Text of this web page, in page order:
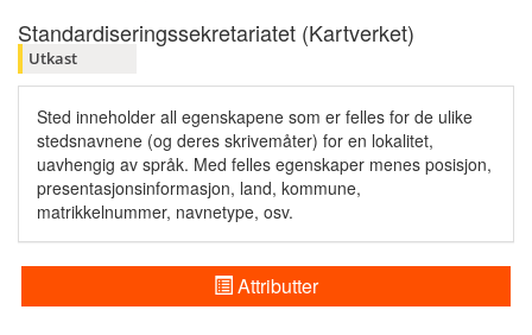
Standardiseringssekretariatet (Kartverket)
Utkast
Sted inneholder all egenskapene som er felles for de ulike
stedsnavnene (og deres skrivemåter) for en lokalitet,
uavhengig av språk. Med felles egenskaper menes posisjon,
presentasjonsinformasjon, land, kommune,
matrikkelnummer, navnetype, osv.
Attributter